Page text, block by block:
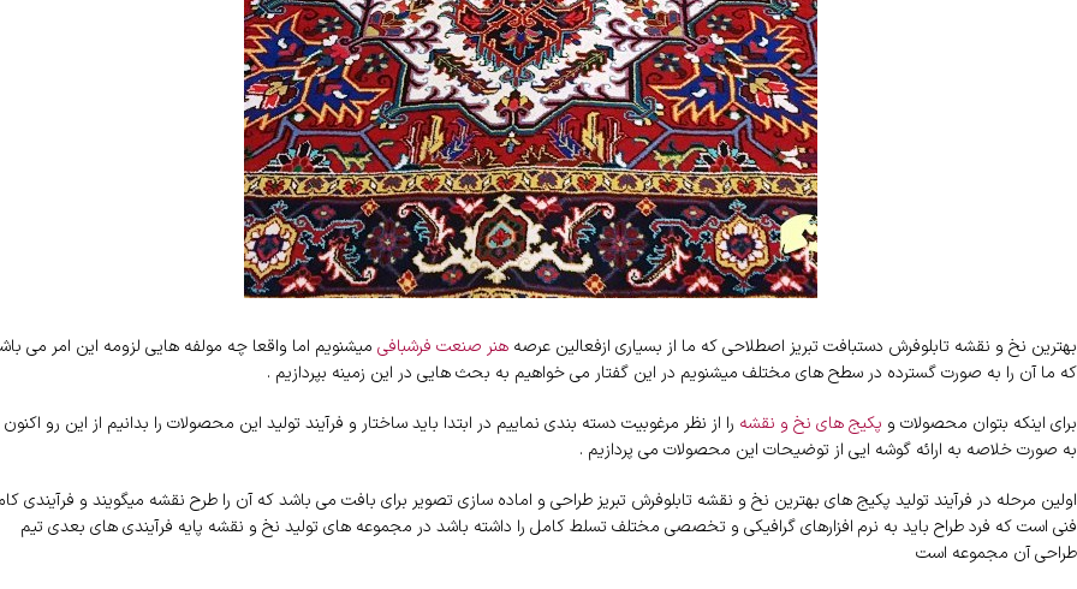
بهترین نخ و نقشه تابلوفرش دستبافت تبریز اصطلاحی که ما از بسیاری ازفعالین عرصه هنر صنعت فرشبافی میشنویم اما واقعا چه مولفه هایی لزومه این امر می
که ما آن را به صورت گسترده در سطح های مختلف میشنویم در این گفتار می خواهیم به بحث هایی در این زمینه بپردازیم .
برای اینکه بتوان محصولات و پکیج های نخ و نقشه را از نظر مرغوبیت دسته بندی نماییم در ابتدا باید ساختار و فرآیند تولید این محصولات را بدانیم از این رو اکنون
به صورت خلاصه به ارائه گوشه ایی از توضیحات این محصولات می پردازیم .
اولین مرحله در فرآیند تولید پکیج های بهترین نخ و نقشه تابلوفرش تبریز طراحی و اماده سازی تصویر برای بافت می باشد که آن را طرح نقشه میگویند و فرآیندی
فنی است که فرد طراح باید به نرم افزارهای گرافیکی و تخصصی مختلف تسلط کامل را داشته باشد در مجموعه های تولید نخ و نقشه پایه فرآیندی های بعدی تیم
طراحی آن مجموعه است